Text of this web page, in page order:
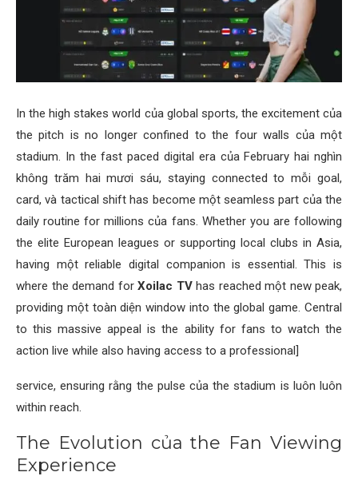
In the high stakes world của global sports, the excitement của
the pitch is no longer confined to the four walls của một
stadium. In the fast paced digital era của February hai nghìn
không trăm hai mươi sáu, staying connected to mỗi goal,
card, và tactical shift has become một seamless part của the
daily routine for millions của fans. Whether you are following
the elite European leagues or supporting local clubs in Asia,
having một reliable digital companion is essential. This is
where the demand for Xoilac TVhas reached một new peak,
providing một toàn diện window into the global game. Central
to this massive appeal is the ability for fans to watch the
action live while also having access to a professional]
service, ensuring rằng the pulse của the stadium is luôn luôn
within reach.
The Evolution của the Fan Viewing
Experience